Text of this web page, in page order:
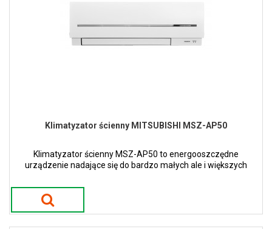
Klimatyzator ścienny MITSUBISHI MSZ-AP50
Klimatyzator ścienny MSZ-AP50 to energooszczędne
urządzenie nadające się do bardzo małych ale i większych